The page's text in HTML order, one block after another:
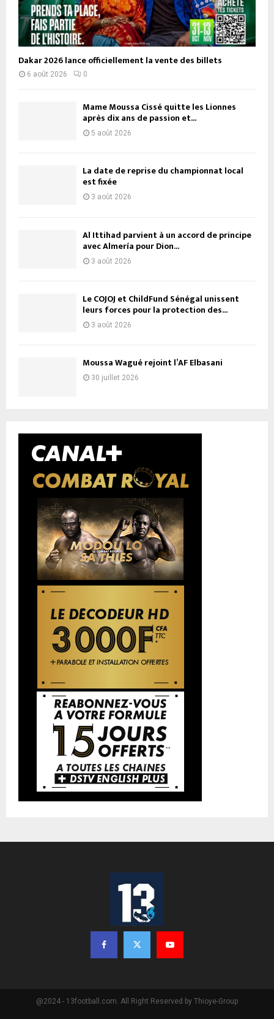
Dakar 2026 lance officiellement la vente des billets
6 août 2026 0
Mame Moussa Cissé quitte les Lionnes
après dix ans de passion et...
5 août 2026
La date de reprise du championnat local
est fixée
3 août 2026
Al Ittihad parvient à un accord de principe
avec Almería pour Dion...
3 août 2026
Le COJOJ et ChildFund Sénégal unissent
leurs forces pour la protection des...
3 août 2026
Moussa Wagué rejoint l’AF Elbasani
30 juillet 2026
@2024 - 13football.com. All Right Reserved by Thioye-Group